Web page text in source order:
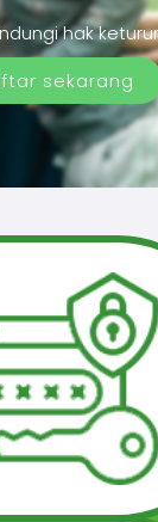
hak
sekarang